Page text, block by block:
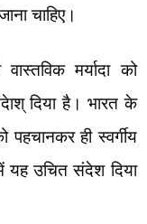
चाहिए।
मर्यादा को
दिया है। भारत के
ही स्वर्गीय
यह उचित संदेश दिया